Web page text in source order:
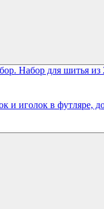
Набор для шитья из